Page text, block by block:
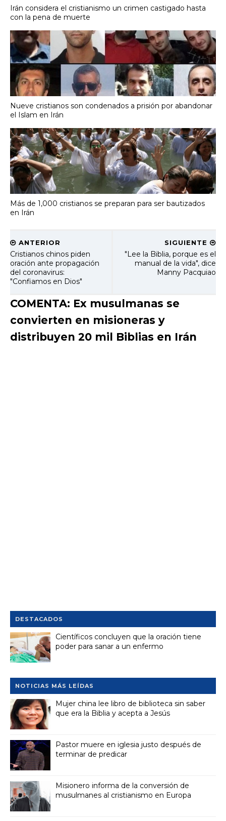
Irán considera el cristianismo un crimen castigado hasta
con la pena de muerte
Nueve cristianos son condenados a prisión por abandonar
el Islam en Irán
Más de 1,000 cristianos se preparan para ser bautizados
en Irán
SIGUIENTE
"Lee la Biblia, porque es el
manual de la vida", dice
Manny Pacquiao
ANTERIOR
Cristianos chinos piden
oración ante propagación
del coronavirus:
"Confiamos en Dios"
COMENTA: Ex musulmanas se
convierten en misioneras y
distribuyen 20 mil Biblias en Irán
DESTACADOS
Científicos concluyen que la oración tiene
poder para sanar a un enfermo
NOTICIAS MÁS LEÍDAS
Mujer china lee libro de biblioteca sin saber
que era la Biblia y acepta a Jesús
Pastor muere en iglesia justo después de
terminar de predicar
Misionero informa de la conversión de
musulmanes al cristianismo en Europa